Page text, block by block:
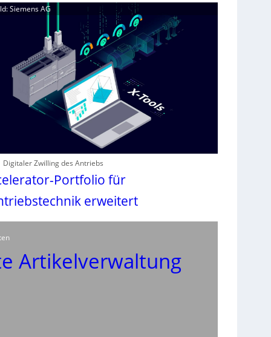
Siemens AG
Digitaler Zwilling des Antriebs
Portfolio für
erweitert
Artikelverwaltung